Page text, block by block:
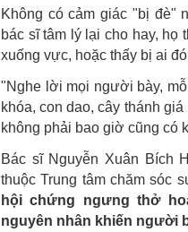
Không có cảm giác "bị đè"
bác sĩ tâm lý lại cho hay,
xuống vực, hoặc thấy bị ai
"Nghe lời mọi người bày,
khóa, con dao, cây thánh
không phải bao giờ cũng có
Bác sĩ Nguyễn Xuân Bích
thuộc Trung tâm chăm sóc
hội chứng ngưng thở
nguyên nhân khiến người